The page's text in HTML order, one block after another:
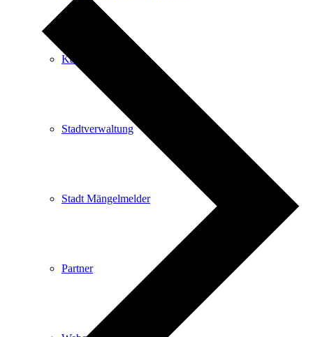
Kartenvorverkauf
Stadtverwaltung
Stadt Mängelmelder
Partner